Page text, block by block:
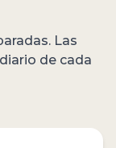
Las
de cada